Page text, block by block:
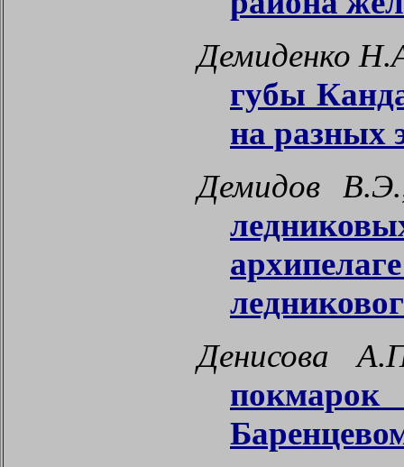
Демиденко
губы
на разных
Демидов
Денисова